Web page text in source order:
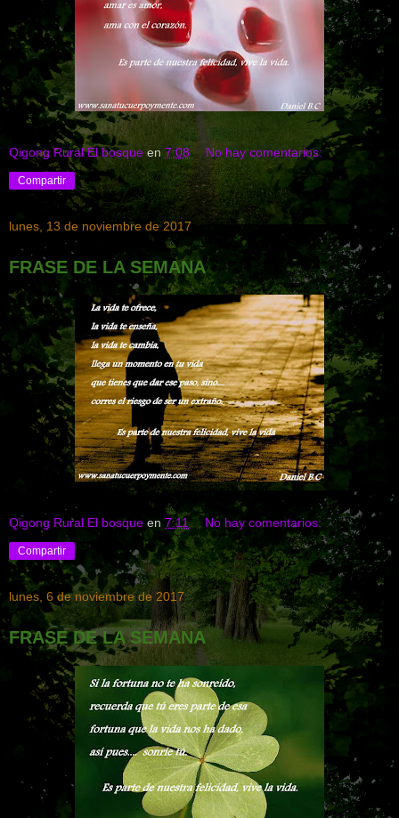
Qigong Rural El bosque en 7:08 No hay comentarios:
Compartir
lunes, 13 de noviembre de 2017
FRASE DE LA SEMANA
Qigong Rural El bosque en 7:11 No hay comentarios:
Compartir
lunes, 6 de noviembre de 2017
FRASE DE LA SEMANA